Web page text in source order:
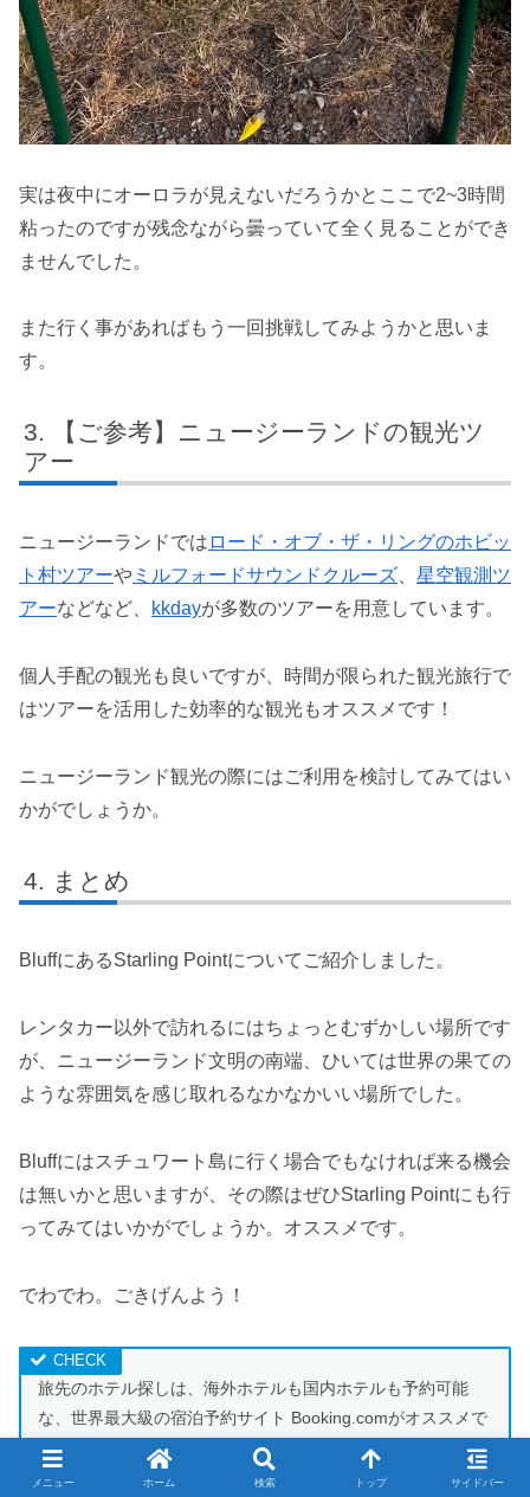
実は夜中にオーロラが見えないだろうかとここで2~3時間
粘ったのですが残念ながら曇っていて全く見ることができ
ませんでした。
また行く事があればもう一回挑戦してみようかと思いま
す。
【ご参考】ニュージーランドの観光ツ
アー
ニュージーランドでは ロード・オブ・ザ・リングのホビッ
ト村ツアーや ミルフォードサウンドクルーズ
星空観測ツ
アーなどなど、 kkdayが多数のツアーを用意しています。
個人手配の観光も良いですが、時間が限られた観光旅行で
はツアーを活用した効率的な観光もオススメです！
ニュージーランド観光の際にはご利用を検討してみてはい
かがでしょうか。
まとめ
BluffにあるStarling Pointについてご紹介しました。
レンタカー以外で訪れるにはちょっとむずかしい場所です
が、ニュージーランド文明の南端、ひいては世界の果ての
ような雰囲気を感じ取れるなかなかいい場所でした。
Bluffにはスチュワート島に行く場合でもなければ来る機会
は無いかと思いますが、その際はぜひStarling Pointにも行
ってみてはいかがでしょうか。オススメです。
でわでわ。ごきげんよう！
旅先のホテル探しは、海外ホテルも国内ホテルも予約可能
な、世界最大級の宿泊予約サイト Booking.comがオススメで
す！
メニュー ホーム 検索 トップ サイドバー